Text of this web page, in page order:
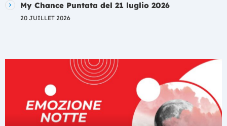
My Chance Puntata del 21 luglio 2026
20 JUILLET 2026